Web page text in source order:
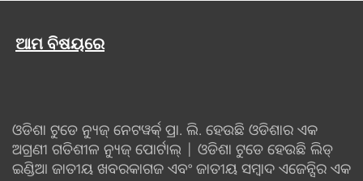
ଆମ ବିଷୟରେ
ଓଡିଶା ଟୁଡେ ନ୍ୟୁଜ୍ ନେଟୱର୍କ୍ ପ୍ରା. ଲି. ହେଉଛି ଓଡିଶାର ଏକ
ଅଗ୍ରଣୀ ଗତିଶୀଳ ନ୍ୟୁଜ୍ ପୋର୍ଟାଲ୍ | ଓଡିଶା ଟୁଡେ ହେଉଛି ଲିଡ୍
ଇଣ୍ଡିଆ ଜାତୀୟ ଖବରକାଗଜ ଏବଂ ଜାତୀୟ ସମ୍ବାଦ ଏଜେନ୍ସିର ଏକ